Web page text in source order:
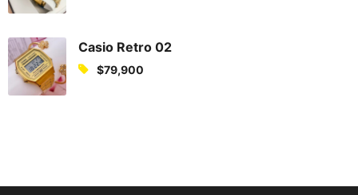
l
p
a
t
p
Casio Retro 02
$79,900